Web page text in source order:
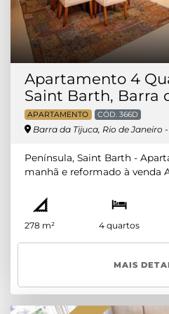
Apartamento 4
Saint Barth, Barra
APARTAMENTO CÓD. 366D
Barra da Tijuca, Rio de Janeiro -
Península, Saint Barth -
manhã e reformado à venda
armários, ampla sala em 3
rebaixado, projeto de
gourmet fechada com cortina
parcialmente livre, lavabo,
INFRAESTRUTURA
confirmados junto ao
7293 - CÓD:366D
278 m² 4 quartos
MAIS